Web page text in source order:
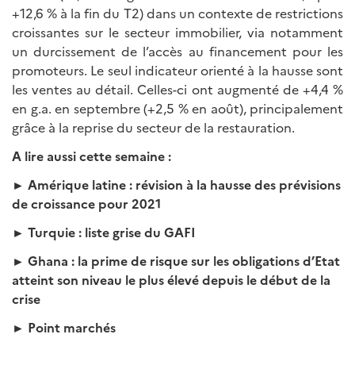
+12,6 % à la fin du T2) dans un contexte de restrictions
croissantes sur le secteur immobilier, via notamment
un durcissement de l’accès au financement pour les
promo­teurs. Le seul indicateur orienté à la hausse sont
les ventes au détail. Celles-ci ont augmenté de +4,4 %
en g.a. en septembre (+2,5 % en août), principalement
grâce à la reprise du secteur de la restauration.
A lire aussi cette semaine :
► Amérique latine : révision à la hausse des prévisions
de croissance pour 2021
► Turquie : liste grise du GAFI
► Ghana : la prime de risque sur les obligations d’Etat
atteint son niveau le plus élevé depuis le début de la
crise
► Point marchés